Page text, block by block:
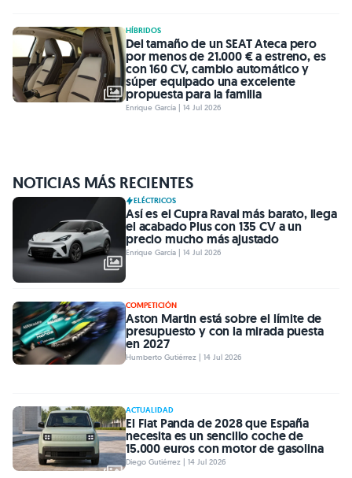
HÍBRIDOS
Del tamaño de un SEAT Ateca pero
por menos de 21.000 € a estreno, es
con 160 CV, cambio automático y
súper equipado una excelente
propuesta para la familia
Enrique García | 14 Jul 2026
NOTICIAS MÁS RECIENTES
ELÉCTRICOS
Así es el Cupra Raval más barato, llega
el acabado Plus con 135 CV a un
precio mucho más ajustado
Enrique García | 14 Jul 2026
COMPETICIÓN
Aston Martin está sobre el límite de
presupuesto y con la mirada puesta
en 2027
Humberto Gutiérrez | 14 Jul 2026
ACTUALIDAD
El Fiat Panda de 2028 que España
necesita es un sencillo coche de
15.000 euros con motor de gasolina
Diego Gutiérrez | 14 Jul 2026